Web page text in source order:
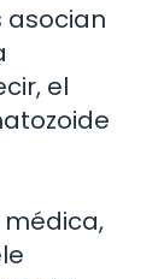
asocian
el